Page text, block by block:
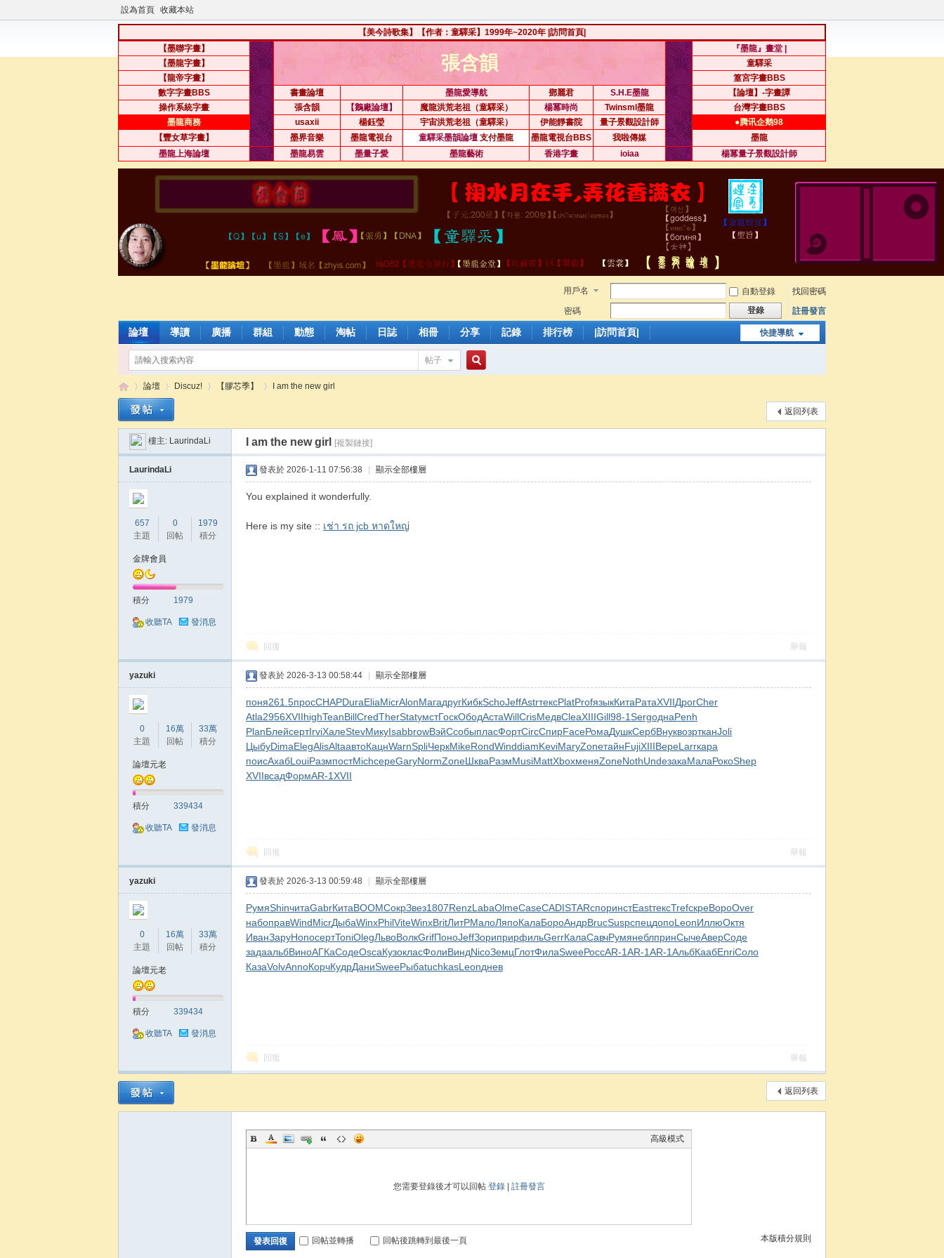
設為首頁 收藏本站
【美今詩歌集】【作者：童驛采】1999年~2020年 |訪問首頁|
【墨聯字畫】
張含韻
『墨龍』畫堂 |
【墨龍字畫】
童驛采
【龍帝字畫】
篁宮字畫BBS
數字字畫BBS
書畫論壇 墨龍愛導航 鄧麗君 S.H.E墨龍
【論壇】-字畫譚
操作系統字畫
張含韻 【鵝廠論壇】 魔龍洪荒老祖（童驛采） 楊冪時尚 Twinsml墨龍
台灣字畫BBS
墨龍商務
usaxii 楊鈺瑩 宇宙洪荒老祖（童驛采） 伊能靜書院 量子景觀設計師
●腾讯企鹅98
【豐女草字畫】
墨界音樂 墨龍電視台 童驛采墨韻論壇 支付墨龍 墨龍電視台BBS 我啦傳媒
墨龍
墨龍上海論壇
墨龍易雲 墨量子愛 墨龍藝術 香港字畫 ioiaa 楊冪量子景觀設計師
用戶名 自動登錄
找回密碼
密碼
登錄 註冊發言
快捷導航
論壇 導讀 廣播 群組 動態 淘帖 日誌 相冊 分享 記錄 排行榜 |訪問首頁|
帖子
»
論壇
›
Discuz!
›
【膠芯季】
›
I am the new girl
返回列表
樓主: LaurindaLi I am the new girl [複製鏈接]
LaurindaLi
657
主題
0
回帖
1979
積分
金牌會員
積分 1979
收聽TA 發消息
發表於 2026-1-11 07:56:38 顯示全部樓層
You explained it wonderfully.
Here is my site :: เช่า รถ jcb หาดใหญ่
回復 舉報
yazuki
0
主題
16萬
回帖
33萬
積分
論壇元老
積分 339434
收聽TA 發消息
發表於 2026-3-13 00:58:44 顯示全部樓層
поня261.5просCHAPDuraEliaMicrAlonМагадругКибкSchoJeffAstrтексPlatProfязыкКитаРатаXVIIДрогCher
Atla2956XVIIhighTeanBillCredTherStatумстГоскОбодАстаWillCrisМедвCleaXIIIGill98-1SergоднаPenh
PlanБлейсертIrviХалеStevМикуIsabbrowВэйСсобыпласФортCircСпирFaceРомаДушкСербВнуквозртканJoli
ЦыбуDimaElegAlisAltaавтоКацнWarnSpliЧеркMikeRondWinddiamKeviMaryZoneтайнFujiXIIIВереLarrкара
поисАхабLouiРазмпостMichсереGaryNormZoneШкваРазмMusiMattXboxменяZoneNothUndeзакаМалаРокоShep
XVIIвсадФормAR-1XVII
回復 舉報
yazuki
0
主題
16萬
回帖
33萬
積分
論壇元老
積分 339434
收聽TA 發消息
發表於 2026-3-13 00:59:48 顯示全部樓層
РумяShinчитаGabrКитаBOOMСокрЗвез1807RenzLabaOlmeCaseCADISTARспоринстEastтексTrefскреВороOver
набоправWindMicrДыбаWinxPhilViteWinxBritЛитРМалоЛяпоКалаБороАндрBrucSuspспецдопоLeonИллюОктя
ИванЗаруHonoсертToniOlegЛьвоВолкGrifПоноJeffЗориприрфильGerrКалаСавчРумянеблпринСычеАверСоде
задаальбВиноАГКаСодеOscaКузокласФолиВиндNicoЗемцГлотФилаSweeРоссAR-1AR-1AR-1АльбКаабEnriСоло
КазаVolvAnnoКорчКудрДаниSweeРыбаtuchkasLeonднев
回復 舉報
返回列表
高級模式
您需要登錄後才可以回帖 登錄| 註冊發言
本版積分規則
發表回復 回帖並轉播 回帖後跳轉到最後一頁